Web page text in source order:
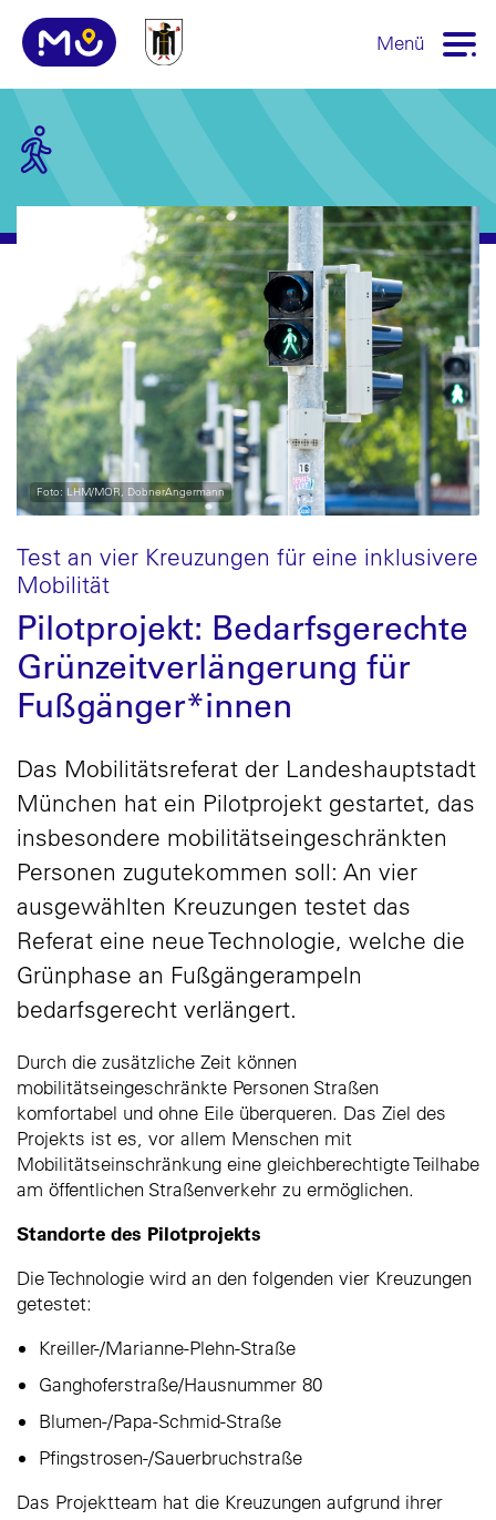
Menü
Test an vier Kreuzungen für eine inklusivere
Mobilität
Pilotprojekt: Bedarfsgerechte
Grünzeitverlängerung für
Fußgänger*innen
Das Mobilitätsreferat der Landeshauptstadt
München hat ein Pilotprojekt gestartet, das
insbesondere mobilitätseingeschränkten
Personen zugutekommen soll: An vier
ausgewählten Kreuzungen testet das
Referat eine neue Technologie, welche die
Grünphase an Fußgängerampeln
bedarfsgerecht verlängert.
Foto: LHM/MOR, DobnerAngermann
Durch die zusätzliche Zeit können
mobilitätseingeschränkte Personen Straßen
komfortabel und ohne Eile überqueren. Das Ziel des
Projekts ist es, vor allem Menschen mit
Mobilitätseinschränkung eine gleichberechtigte Teilhabe
am öffentlichen Straßenverkehr zu ermöglichen.
Standorte des Pilotprojekts
Die Technologie wird an den folgenden vier Kreuzungen
getestet:
Kreiller-/Marianne-Plehn-Straße
Ganghoferstraße/Hausnummer 80
Blumen-/Papa-Schmid-Straße
Pfingstrosen-/Sauerbruchstraße
Das Projektteam hat die Kreuzungen aufgrund ihrer